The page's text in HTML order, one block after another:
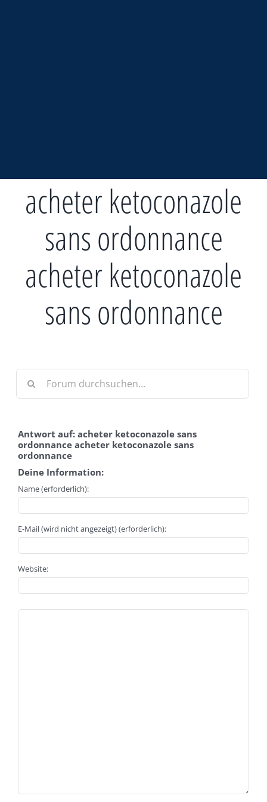
acheter ketoconazole
sans ordonnance
acheter ketoconazole
sans ordonnance
Antwort auf: acheter ketoconazole sans
ordonnance acheter ketoconazole sans
ordonnance
Deine Information:
Name (erforderlich):
E-Mail (wird nicht angezeigt) (erforderlich):
Website: